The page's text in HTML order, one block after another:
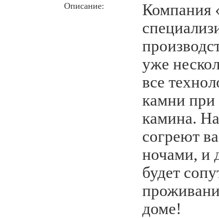
Описание:
Компания
уже
все
камни при
камина.
согреют
ночами, и
будет
доме!